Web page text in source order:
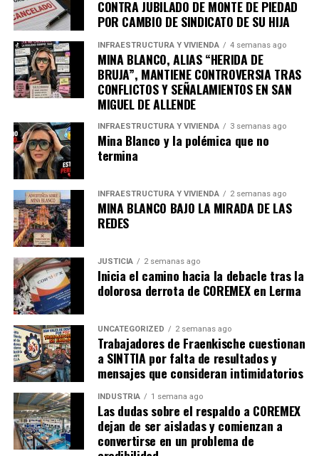
Fue detenido un hombre del que no fue revelada su
identidad (Sedena)
“El detenido y lo asegurado fueron puestos a disposición
de las autoridades competentes, para determinar su
acciones periciales que confirmen el tipo y cantidad de
droga”, es parte del informe de los hechos.
Hasta el momento no se conoce el grupo delictivo al que
estaría relacionado el cargamento de 936 kilos de
posible cocaína ni si la sustancia pretendía llegar hasta
territorio estadounidense.
Apenas el pasado sábado 26 las autoridades de Sonora
desmantelaron unlaboratoriodefentanilo, fue en la
colonia Altar donde había un lugar equipado para
producir pastillas del opioide, por lo que acudieron
elementos de la Fiscalía de de Sonora y de la Secretaría
de Marina (Semar). Ante estos hechos, el delegado de la
Fiscalía General de la República (FGR), Francisco Sergio
Méndez, dijo que el fentanilo al parecer proviene de
Culiacán, Sinaloa.
admin
CONTRA JUBILADO DE MONTE DE PIEDAD
POR CAMBIO DE SINDICATO DE SU HIJA
INFRAESTRUCTURA Y VIVIENDA 4 semanas ago
MINA BLANCO, ALIAS “HERIDA DE
BRUJA”, MANTIENE CONTROVERSIA TRAS
CONFLICTOS Y SEÑALAMIENTOS EN SAN
MIGUEL DE ALLENDE
INFRAESTRUCTURA Y VIVIENDA 3 semanas ago
Mina Blanco y la polémica que no
termina
INFRAESTRUCTURA Y VIVIENDA 2 semanas ago
MINA BLANCO BAJO LA MIRADA DE LAS
REDES
JUSTICIA 2 semanas ago
Inicia el camino hacia la debacle tras la
dolorosa derrota de COREMEX en Lerma
UNCATEGORIZED 2 semanas ago
Trabajadores de Fraenkische cuestionan
a SINTTIA por falta de resultados y
mensajes que consideran intimidatorios
INDUSTRIA 1 semana ago
Las dudas sobre el respaldo a COREMEX
dejan de ser aisladas y comienzan a
convertirse en un problema de